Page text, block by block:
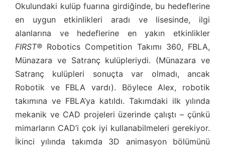
Okulundaki kulüp fuarına girdiğinde, bu hedeflerine
en uygun etkinlikleri aradı ve lisesinde, ilgi
alanlarına ve hedeflerine en yakın etkinlikler
FIRST® Robotics Competition Takımı 360, FBLA,
Münazara ve Satranç kulüpleriydi. (Münazara ve
Satranç kulüpleri sonuçta var olmadı, ancak
Robotik ve FBLA vardı). Böylece Alex, robotik
takımına ve FBLA’ya katıldı. Takımdaki ilk yılında
mekanik ve CAD projeleri üzerinde çalıştı – çünkü
mimarların CAD’i çok iyi kullanabilmeleri gerekiyor.
İkinci yılında takımda 3D animasyon bölümünü